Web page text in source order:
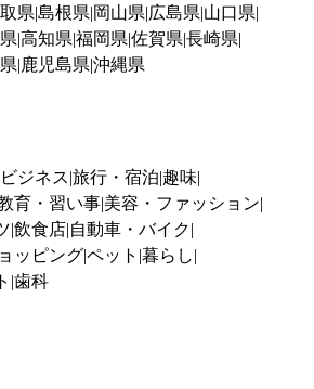
県 島根県 岡山県 広島県 山口県
高知県 福岡県 佐賀県 長崎県
鹿児島県 沖縄県
ビジネス 旅行・宿泊 趣味
育・習い事 美容・ファッション
飲食店 自動車・バイク
ッピングペット 暮らし
歯科